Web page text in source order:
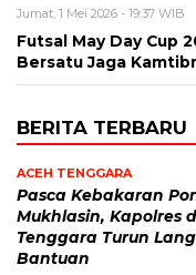
Jumat, 1 Mei 2026 - 19:37 WIB
Futsal May Day Cup
Bersatu Jaga
BERITA TERBARU
ACEH TENGGARA
Pasca Kebakaran
Mukhlasin, Kapolres
Tenggara Turun
Bantuan